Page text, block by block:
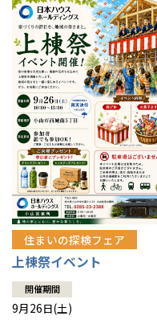
住まいの探検フェア
上棟祭イベント
開催期間
9月26日(土)